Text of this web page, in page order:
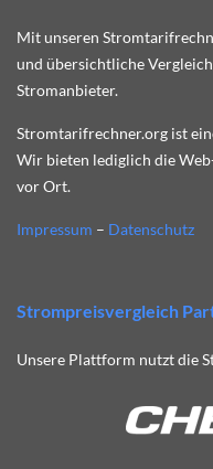
Mit unseren
und übersichtliche
Stromanbieter.
Stromtarifrechner.org ist
Wir bieten lediglich die
vor Ort.
Impressum – Datenschutz
Strompreisvergleich
Unsere Plattform nutzt die